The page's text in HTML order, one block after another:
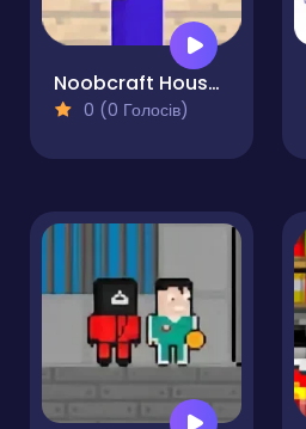
Noobcraft House Escape
0 (0 Голосів)